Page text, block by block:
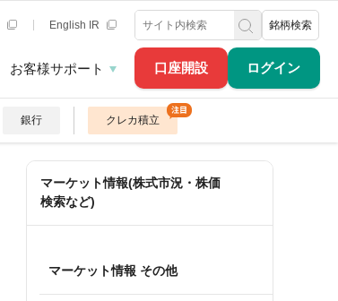
口座開設 ログイン
English IR 銘柄検索
お客様サポート
銀行 クレカ積立
マーケット情報(株式市況・株価
検索など)
マーケット情報 その他